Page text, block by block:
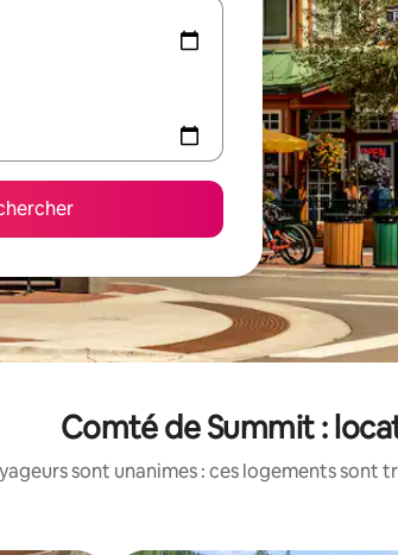
Comté de Summit :
sont unanimes : ces logements